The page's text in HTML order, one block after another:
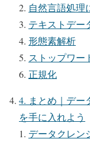
自然言語処理
テキストデー
形態素解析
ストップワー
正規化
4. まとめ｜デー
を手に入れよう
データクレン